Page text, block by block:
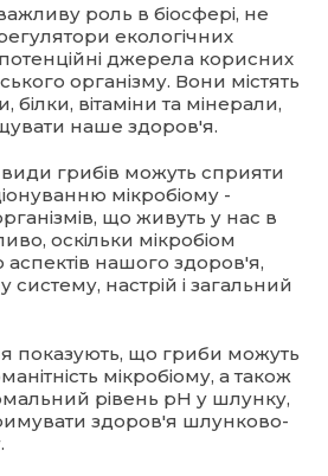
роль в біосфері, не
екологічних
потенційні джерела корисних
організму. Вони містять
білки, вітаміни та мінерали,
наше здоров'я.
грибів можуть сприяти
мікробіому -
що живуть у нас в
оскільки мікробіом
аспектів нашого здоров'я,
настрій і загальний
показують, що гриби можуть
мікробіому, а також
рівень pH у шлунку,
здоров'я шлунково-